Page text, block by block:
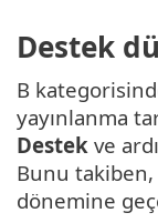
Destek
B
yayınlanma
Destek ve
Bunu
dönemine